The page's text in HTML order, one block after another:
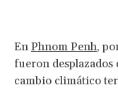
En Phnom Penh,
fueron desplazados
cambio climático